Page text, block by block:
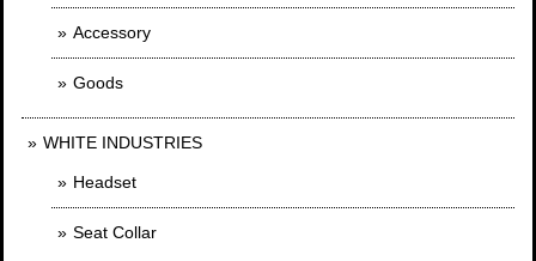
Accessory
Goods
WHITE INDUSTRIES
Headset
Seat Collar